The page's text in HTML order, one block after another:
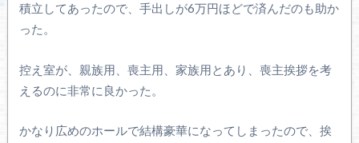
積立してあったので、手出しが6万円ほどで済んだのも助か
った。
控え室が、親族用、喪主用、家族用とあり、喪主挨拶を考
えるのに非常に良かった。
かなり広めのホールで結構豪華になってしまったので、挨